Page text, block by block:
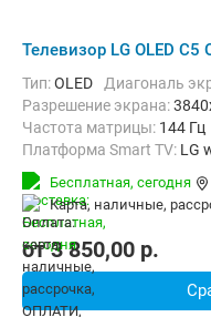
Телевизор LG OLED C5
Тип:OLED Диагональ
Разрешение экрана:
Частота матрицы: 144 Гц
Платформа Smart TV: LG
Беспроводные
Бесплатная, сегодня
карта, наличные,
от3 850,00 p.